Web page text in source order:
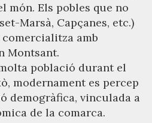
món. Els pobles que no
Marsà, Capçanes, etc.)
amb
Montsant.
població durant el
modernament es percep
demogràfica, vinculada a
de la comarca.
per emmagatzemar
i les eleccions personals
continuada dels seus
a elles, podem conèixer els
web i mostrar publicitat
navegació de l'usuari.